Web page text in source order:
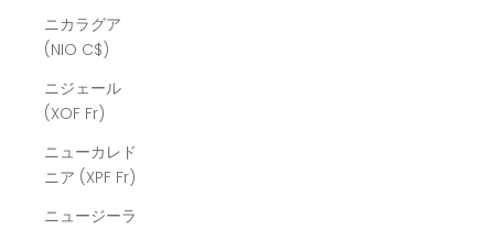
ニカラグア
(NIO C$)
ニジェール
(XOF Fr)
ニューカレド
ニア (XPF Fr)
ニュージーラ